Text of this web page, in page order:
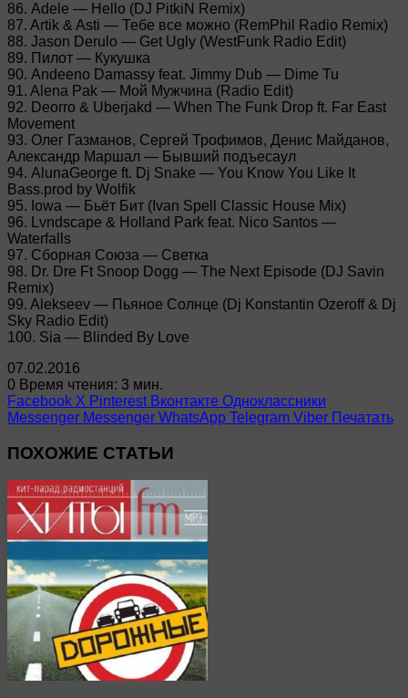
86. Adele — Hello (DJ PitkiN Remix)
87. Artik & Asti — Тебе все можно (RemPhil Radio Remix)
88. Jason Derulo — Get Ugly (WestFunk Radio Edit)
89. Пилот — Кукушка
90. Andeeno Damassy feat. Jimmy Dub — Dime Tu
91. Alena Pak — Мой Мужчина (Radio Edit)
92. Deorro & Uberjakd — When The Funk Drop ft. Far East
Movement
93. Олег Газманов, Сергей Трофимов, Денис Майданов,
Александр Маршал — Бывший подъесаул
94. AlunaGeorge ft. Dj Snake — You Know You Like It
Bass.prod by Wolfik
95. Iowa — Бьёт Бит (Ivan Spell Classic House Mix)
96. Lvndscape & Holland Park feat. Nico Santos —
Waterfalls
97. Сборная Союза — Светка
98. Dr. Dre Ft Snoop Dogg — The Next Episode (DJ Savin
Remix)
99. Alekseev — Пьяное Солнце (Dj Konstantin Ozeroff & Dj
Sky Radio Edit)
100. Sia — Blinded By Love
07.02.2016
0 Время чтения: 3 мин.
Facebook X Pinterest Вконтакте Одноклассники
Messenger Messenger WhatsApp Telegram Viber Печатать
ПОХОЖИЕ СТАТЬИ